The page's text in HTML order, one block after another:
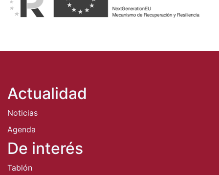
Actualidad
Noticias
Agenda
De interés
Tablón